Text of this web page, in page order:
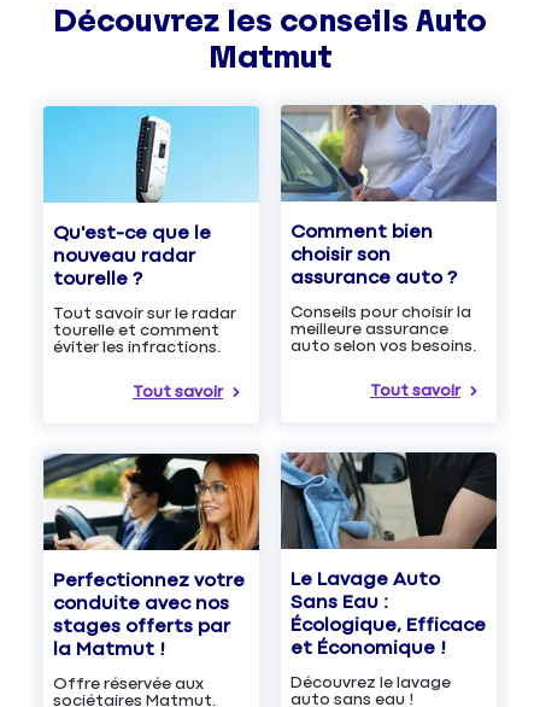
Découvrez les conseils Auto
Matmut
Qu'est-ce que le
nouveau radar
tourelle ?
Tout savoir sur le radar
tourelle et comment
éviter les infractions.
Tout savoir
Comment bien
choisir son
assurance auto ?
Conseils pour choisir la
meilleure assurance
auto selon vos besoins.
Tout savoir
Perfectionnez votre
conduite avec nos
stages offerts par
la Matmut !
Offre réservée aux
sociétaires Matmut.
Le Lavage Auto
Sans Eau :
Écologique, Efficace
et Économique !
Découvrez le lavage
auto sans eau !